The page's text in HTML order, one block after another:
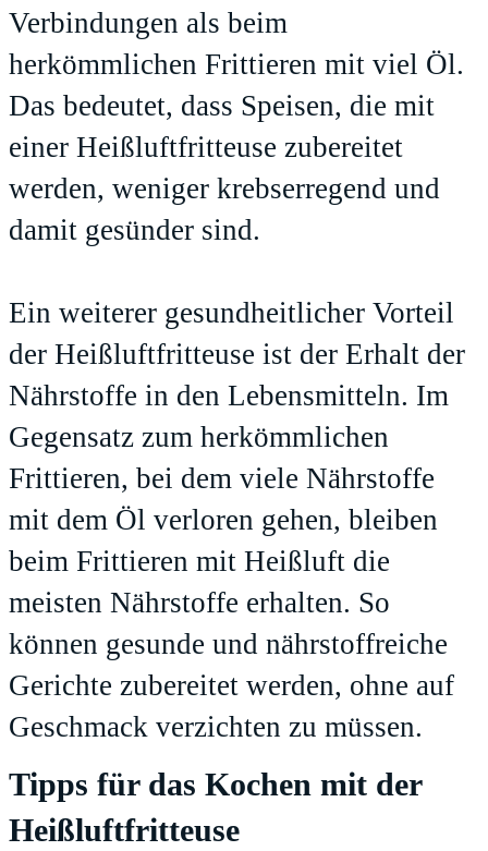
Verbindungen als beim
herkömmlichen Frittieren mit viel Öl.
Das bedeutet, dass Speisen, die mit
einer Heißluftfritteuse zubereitet
werden, weniger krebserregend und
damit gesünder sind.
Ein weiterer gesundheitlicher Vorteil
der Heißluftfritteuse ist der Erhalt der
Nährstoffe in den Lebensmitteln. Im
Gegensatz zum herkömmlichen
Frittieren, bei dem viele Nährstoffe
mit dem Öl verloren gehen, bleiben
beim Frittieren mit Heißluft die
meisten Nährstoffe erhalten. So
können gesunde und nährstoffreiche
Gerichte zubereitet werden, ohne auf
Geschmack verzichten zu müssen.
Tipps für das Kochen mit der
Heißluftfritteuse